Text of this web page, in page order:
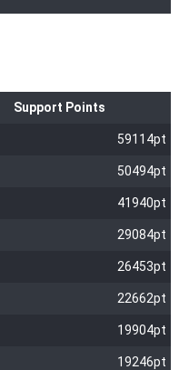
く、50ポイント分確実に
Support Points
59114pt
50494pt
41940pt
29084pt
26453pt
22662pt
19904pt
19246pt